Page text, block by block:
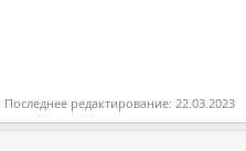
Последнее редактирование: 22.03.2023